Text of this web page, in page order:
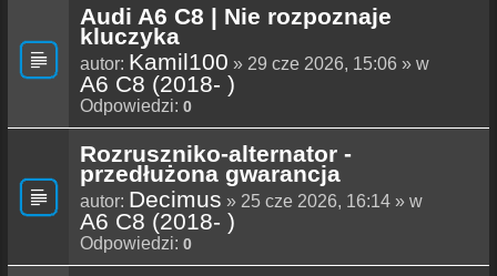
Audi A6 C8 | Nie rozpoznaje
kluczyka
autor: Kamil100 » 29 cze 2026, 15:06 » w
A6 C8 (2018- )
Odpowiedzi: 0
Rozruszniko-alternator -
przedłużona gwarancja
autor: Decimus » 25 cze 2026, 16:14 » w
A6 C8 (2018- )
Odpowiedzi: 0